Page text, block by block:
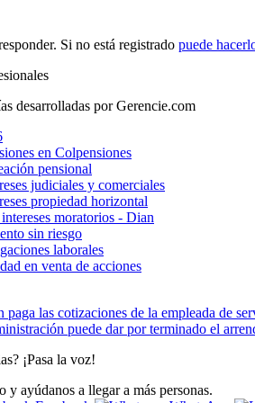
Si no está registrado puede
desarrolladas por Gerencie.com
en Colpensiones
pensional
judiciales y comerciales
propiedad horizontal
moratorios - Dian
sin riesgo
laborales
en venta de acciones
paga las cotizaciones de la empleada de
puede dar por terminado el
¡Pasa la voz!
y ayúdanos a llegar a más personas.